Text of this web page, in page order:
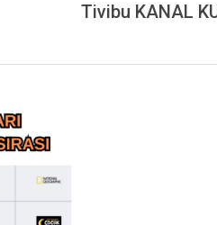
Tivibu KANAL